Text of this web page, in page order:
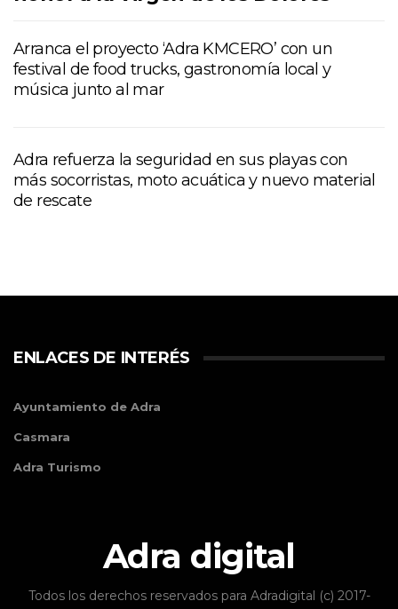
Arranca el proyecto ‘Adra KMCERO’ con un
festival de food trucks, gastronomía local y
música junto al mar
Adra refuerza la seguridad en sus playas con
más socorristas, moto acuática y nuevo material
de rescate
ENLACES DE INTERÉS
Ayuntamiento de Adra
Casmara
Adra Turismo
Adra digital
Todos los derechos reservados para Adradigital (c) 2017-